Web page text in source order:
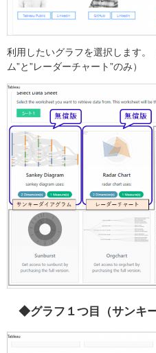
利用したいグラフを選択します。
ム”と”レーダーチャート”のみ）
◆グラフ１つ目（サンキ